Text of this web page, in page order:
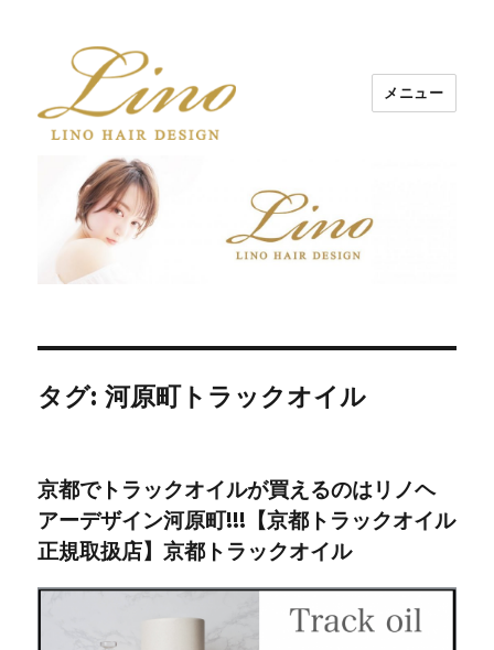
Lino Hair Design 河原町BLOG
メニュー
タグ: 河原町トラックオイル
京都でトラックオイルが買えるのはリノヘ
アーデザイン河原町!!!【京都トラックオイル
正規取扱店】京都トラックオイル